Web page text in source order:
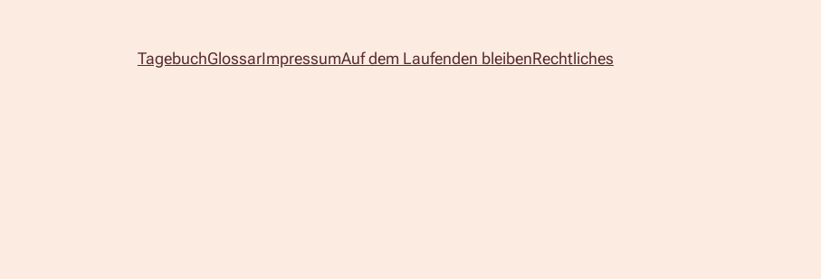
TagebuchGlossarImpressumAuf dem Laufenden bleibenRechtliches